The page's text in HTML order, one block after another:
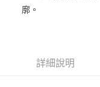
每筆NT$60，滿
7-11取貨<未取貨列黑
廓。
詳細說明